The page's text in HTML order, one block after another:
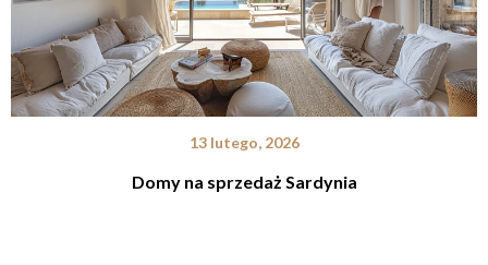
13 lutego, 2026
Domy na sprzedaż Sardynia